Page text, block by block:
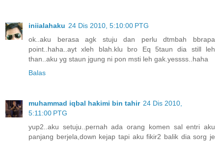
iniialahaku 24 Dis 2010, 5:10:00 PTG
ok..aku berasa agk stuju dan perlu dtmbah bbrapa
point..haha..ayt xleh blah.klu bro Eq 5taun dia still leh
than..aku yg staun jgung ni pon msti leh gak.yessss..haha
Balas
muhammad iqbal hakimi bin tahir 24 Dis 2010,
5:11:00 PTG
yup2..aku setuju..pernah ada orang komen sal entri aku
panjang berjela,down kejap tapi aku fikir2 balik dia sorg je